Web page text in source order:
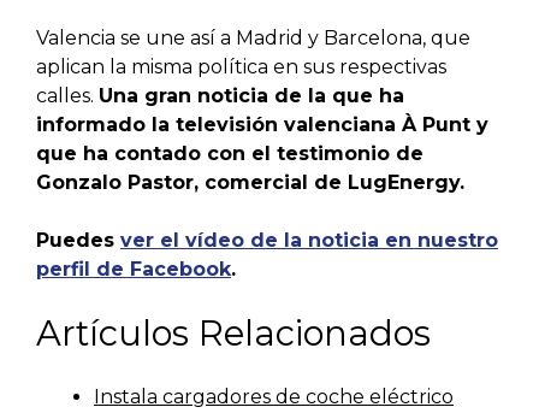
Valencia se une así a Madrid y Barcelona, que
aplican la misma política en sus respectivas
calles. Una gran noticia de la que ha
informado la televisión valenciana À Punt y
que ha contado con el testimonio de
Gonzalo Pastor, comercial de LugEnergy.
Puedes ver el vídeo de la noticia en nuestro
perfil de Facebook.
Artículos Relacionados
Instala cargadores de coche eléctrico